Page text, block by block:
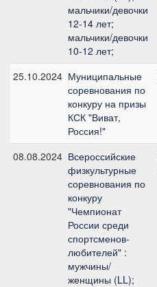
мальчики/девочки
12-14 лет;
мальчики/девочки
10-12 лет;
25.10.2024 Муниципальные
соревнования по
конкуру на призы
КСК "Виват,
Россия!"
08.08.2024 Всероссийские
физкультурные
соревнования по
конкуру
"Чемпионат
России среди
спортсменов-
любителей" :
мужчины/
женщины (LL);